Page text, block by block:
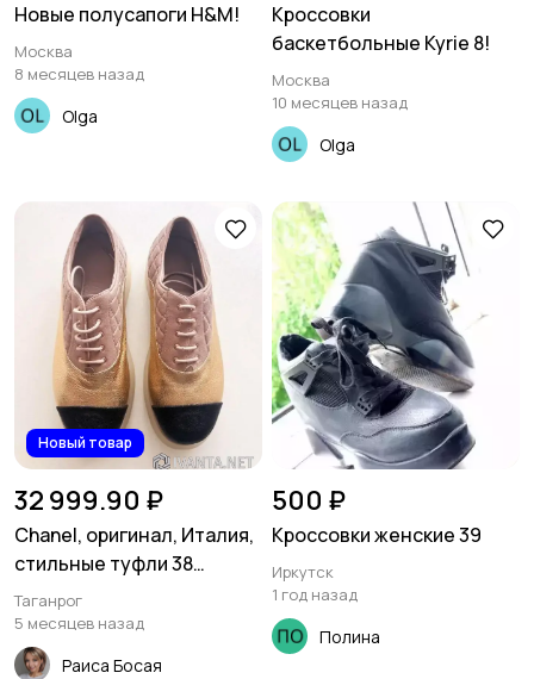
Новые полусапоги H&M!
Москва
8 месяцев назад
Olga
Кроссовки
баскетбольные Kyrie 8!
Москва
10 месяцев назад
Olga
Новый товар
32 999.90 ₽
Chanel, оригинал, Италия,
стильные туфли 38
размер
Таганрог
5 месяцев назад
Раиса Босая
500 ₽
Кроссовки женские 39
Иркутск
1 год назад
Полина